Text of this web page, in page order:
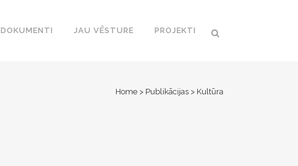
DOKUMENTI JAU VĒSTURE PROJEKTI
Home > Publikācijas > Kultūra